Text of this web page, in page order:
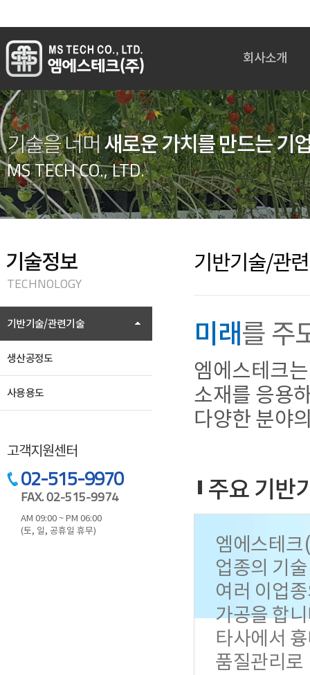
회사소개
인사말
회사개요
회사연혁
임원진 주요경력
조직도
인증현황
오시는길
기술을 너머새로운 가치를 만드는 기
MS TECH CO., LTD.
기술정보
TECHNOLOGY
기반기술/관련기술
생산공정도
사용용도
고객지원센터
02-515-9970
FAX. 02-515-9974
AM 09:00 ~ PM 06:00
(토, 일, 공휴일 휴무)
기반기술/관
미래를 주
엠에스테크
소재를 응용
다양한 분야
주요 기반
엠에스테
업종의 기
여러 이업
가공을 합
타사에서
품질관리로